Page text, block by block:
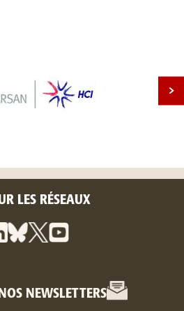
LES RÉSEAUX
NEWSLETTERS